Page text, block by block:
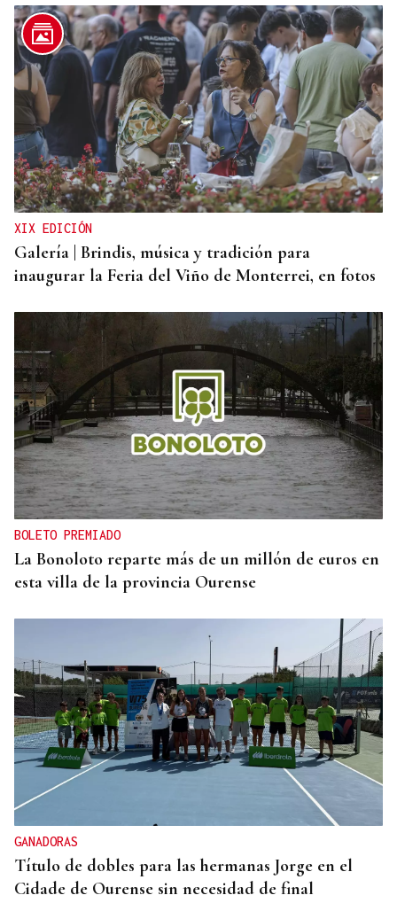
ORÁCULO DAS BURGAS
Horóscopo del día: viernes, 7 de agosto
XIX EDICIÓN
Galería | Brindis, música y tradición para
inaugurar la Feria del Viño de Monterrei, en fotos
BOLETO PREMIADO
La Bonoloto reparte más de un millón de euros en
esta villa de la provincia Ourense
GANADORAS
Título de dobles para las hermanas Jorge en el
Cidade de Ourense sin necesidad de final